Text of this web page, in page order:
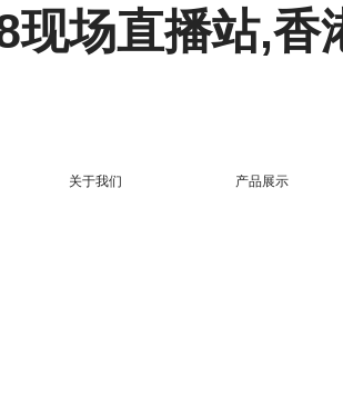
现场直播站,香
关于我们 产品展示